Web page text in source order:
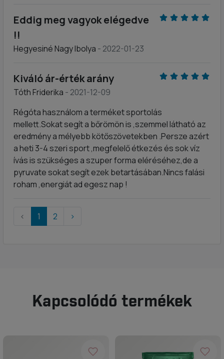
Eddig meg vagyok elégedve
!!
Hegyesiné Nagy Ibolya - 2022-01-23
Kiváló ár-érték arány
Tóth Friderika - 2021-12-09
Régóta használom a terméket sportolás
mellett.Sokat segít a bőrömön is ,szemmel látható az
eredmény a mélyebb kötőszövetekben .Persze azért
a heti 3-4 szeri sport ,megfelelő étkezés és sok víz
ívás is szükséges a szuper forma eléréséhez,de a
pyruvate sokat segít ezek betartásában.Nincs falási
roham ,energiát ad egesz nap !
‹ 1 2 ›
Kapcsolódó termékek